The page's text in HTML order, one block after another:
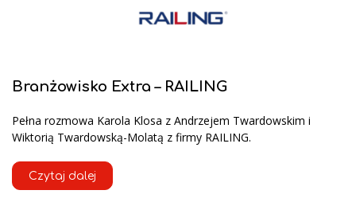
Branżowisko Extra – RAILING
Pełna rozmowa Karola Klosa z Andrzejem Twardowskim i
Wiktorią Twardowską-Molatą z firmy RAILING.
Czytaj dalej